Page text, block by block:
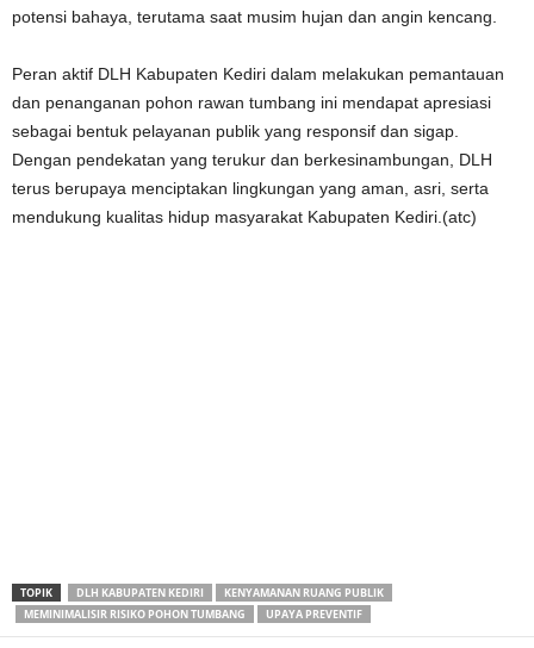
potensi bahaya, terutama saat musim hujan dan angin kencang.
Peran aktif DLH Kabupaten Kediri dalam melakukan pemantauan
dan penanganan pohon rawan tumbang ini mendapat apresiasi
sebagai bentuk pelayanan publik yang responsif dan sigap.
Dengan pendekatan yang terukur dan berkesinambungan, DLH
terus berupaya menciptakan lingkungan yang aman, asri, serta
mendukung kualitas hidup masyarakat Kabupaten Kediri.(atc)
TOPIK DLH KABUPATEN KEDIRI
KENYAMANAN RUANG PUBLIK
MEMINIMALISIR RISIKO POHON TUMBANG
UPAYA PREVENTIF